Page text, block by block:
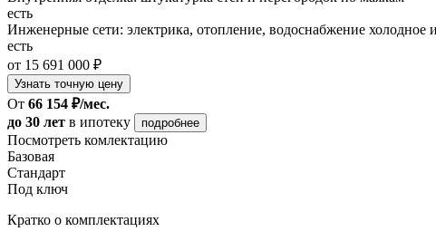
есть
Инженерные сети: электрика, отопление, водоснабжение холодное
есть
от 15 691 000 ₽
Узнать точную цену
От 66 154 ₽/мес.
до 30 лет в ипотеку подробнее
Посмотреть комлектацию
Базовая
Стандарт
Под ключ
Кратко о комплектациях